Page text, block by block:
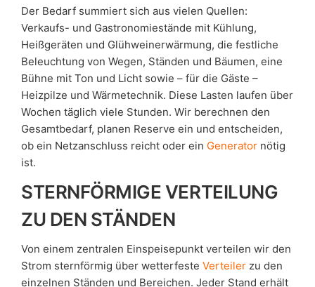
Der Bedarf summiert sich aus vielen Quellen:
Verkaufs- und Gastronomiestände mit Kühlung,
Heißgeräten und Glühweinerwärmung, die festliche
Beleuchtung von Wegen, Ständen und Bäumen, eine
Bühne mit Ton und Licht sowie – für die Gäste –
Heizpilze und Wärmetechnik. Diese Lasten laufen über
Wochen täglich viele Stunden. Wir berechnen den
Gesamtbedarf, planen Reserve ein und entscheiden,
ob ein Netzanschluss reicht oder ein Generator nötig
ist.
STERNFÖRMIGE VERTEILUNG
ZU DEN STÄNDEN
Von einem zentralen Einspeisepunkt verteilen wir den
Strom sternförmig über wetterfeste Verteiler zu den
einzelnen Ständen und Bereichen. Jeder Stand erhält